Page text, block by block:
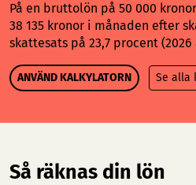
På en bruttolön på 50 000
38 135 kronor i månaden efter
skattesats på 23,7 procent
ANVÄND KALKYLATORN Se alla
Så räknas din lön